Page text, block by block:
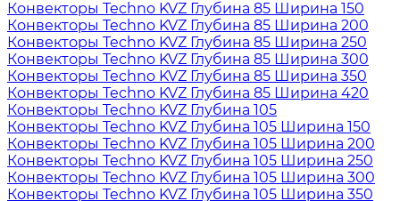
Конвекторы Techno KVZ Глубина 85 Ширина 150
Конвекторы Techno KVZ Глубина 85 Ширина 200
Конвекторы Techno KVZ Глубина 85 Ширина 250
Конвекторы Techno KVZ Глубина 85 Ширина 300
Конвекторы Techno KVZ Глубина 85 Ширина 350
Конвекторы Techno KVZ Глубина 85 Ширина 420
Конвекторы Techno KVZ Глубина 105
Конвекторы Techno KVZ Глубина 105 Ширина 150
Конвекторы Techno KVZ Глубина 105 Ширина 200
Конвекторы Techno KVZ Глубина 105 Ширина 250
Конвекторы Techno KVZ Глубина 105 Ширина 300
Конвекторы Techno KVZ Глубина 105 Ширина 350